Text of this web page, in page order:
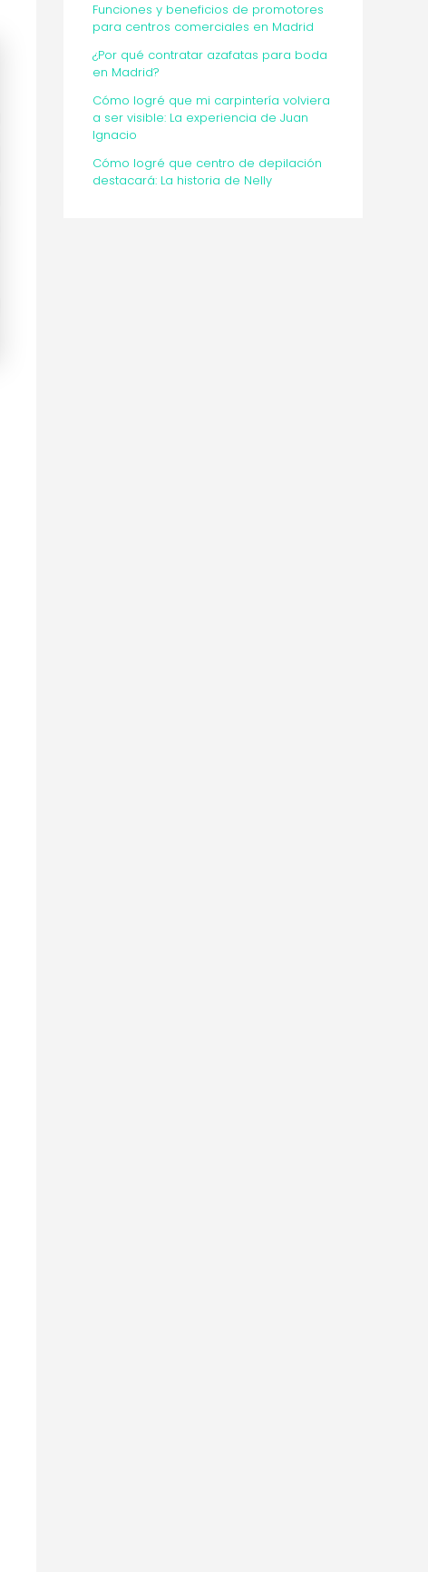
Funciones y beneficios de promotores
para centros comerciales en Madrid
¿Por qué contratar azafatas para boda
en Madrid?
Cómo logré que mi carpintería volviera
a ser visible: La experiencia de Juan
Ignacio
Cómo logré que centro de depilación
destacará: La historia de Nelly